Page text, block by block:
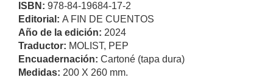
ISBN: 978-84-19684-17-2
Editorial: A FIN DE CUENTOS
Año de la edición: 2024
Traductor: MOLIST, PEP
Encuadernación: Cartoné (tapa dura)
Medidas: 200 X 260 mm.